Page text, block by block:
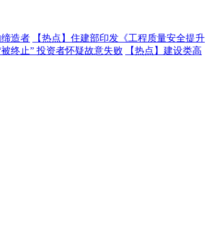
造者 【热点】 住建部印发《工程质量安全提升
终止” 投资者怀疑故意失败 【热点】 建设类高